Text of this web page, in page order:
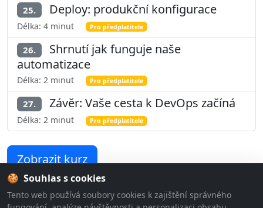
25. Deploy: produkční konfigurace
Délka: 4 minut Pro předplatitele
26.
Shrnutí jak funguje naše
automatizace
Délka: 2 minut Pro předplatitele
27. Závěr: Vaše cesta k DevOps začíná
Délka: 2 minut Pro předplatitele
Zobrazit kurz
🍪 Souhlas s cookies
Tento web používá soubory cookies k zajištění správného